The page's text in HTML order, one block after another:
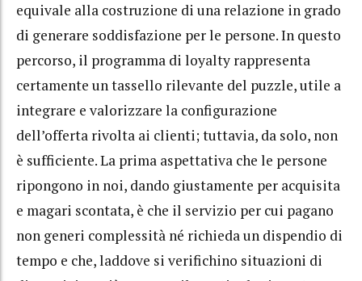
equivale alla costruzione di una relazione in grado
di generare soddisfazione per le persone. In questo
percorso, il programma di loyalty rappresenta
certamente un tassello rilevante del puzzle, utile a
integrare e valorizzare la configurazione
dell’offerta rivolta ai clienti; tuttavia, da solo, non
è sufficiente. La prima aspettativa che le persone
ripongono in noi, dando giustamente per acquisita
e magari scontata, è che il servizio per cui pagano
non generi complessità né richieda un dispendio di
tempo e che, laddove si verifichino situazioni di